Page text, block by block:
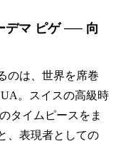
デマ ピゲ ── 向
のは、世界を席巻
。スイスの高級時
タイムピースをま
、表現者としての